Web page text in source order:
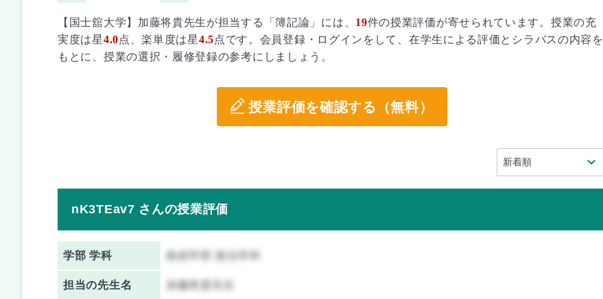
【国士舘大学】加藤将貴先生が担当する「簿記論」には、 19件の授業評価が寄せられています。授業の充
実度は星4.0点、楽単度は星4.5点です。会員登録・ログインをして、在学生による評価とシラバスの内容を
もとに、授業の選択・履修登録の参考にしましょう。
授業評価を確認する（無料）
nK3TEav7 さんの授業評価
学部 学科 政経学部 政治学科
担当の先生名 加藤将貴先生